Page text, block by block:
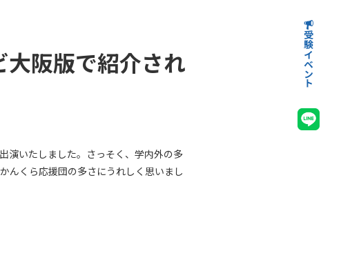
受験イベント
阪版で紹介され
演いたしました。さっそく、学内外の多
んくら応援団の多さにうれしく思いまし